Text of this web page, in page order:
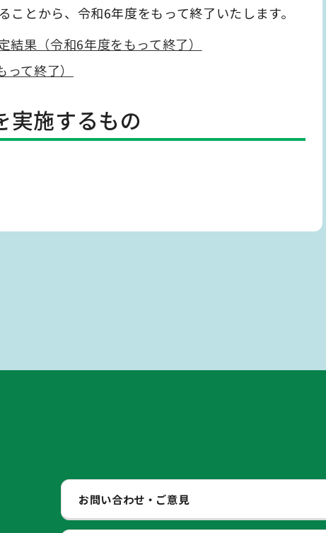
とから、令和6年度をもって終了いたします。
果（令和6年度をもって終了）
て終了）
実施するもの
お問い合わせ・ご意見